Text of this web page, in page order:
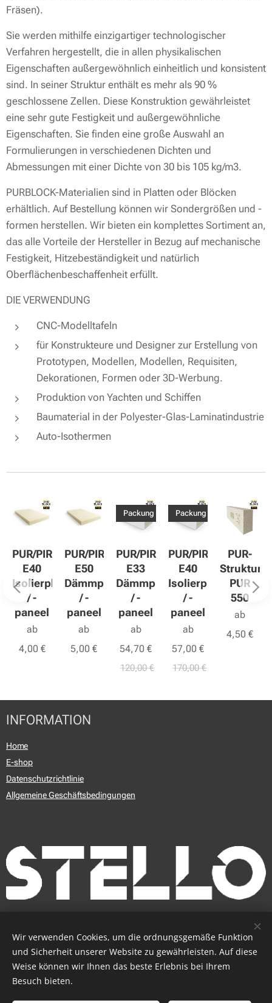
Fräsen).
Sie werden mithilfe einzigartiger technologischer
Verfahren hergestellt, die in allen physikalischen
Eigenschaften außergewöhnlich einheitlich und konsistent
sind. In seiner Struktur enthält es mehr als 90 %
geschlossene Zellen. Diese Konstruktion gewährleistet
eine sehr gute Festigkeit und außergewöhnliche
Eigenschaften. Sie finden eine große Auswahl an
Formulierungen in verschiedenen Dichten und
Abmessungen mit einer Dichte von 30 bis 105 kg/m3.
PURBLOCK-Materialien sind in Platten oder Blöcken
erhältlich. Auf Bestellung können wir Sondergrößen und -
formen herstellen. Wir bieten ein komplettes Sortiment an,
das alle Vorteile der Hersteller in Bezug auf mechanische
Festigkeit, Hitzebeständigkeit und natürlich
Oberflächenbeschaffenheit erfüllt.
DIE VERWENDUNG
CNC-Modelltafeln
für Konstrukteure und Designer zur Erstellung von
Prototypen, Modellen, Modellen, Requisiten,
Dekorationen, Formen oder 3D-Werbung.
Produktion von Yachten und Schiffen
Baumaterial in der Polyester-Glas-Laminatindustrie
Auto-Isothermen
PUR/PIR
E40
Isolierplatte
/ -
paneel
ab
4,00 €
PUR/PIR
E50
Dämmplatte
/ -
paneel
ab
5,00 €
PUR/PIR
E33
Dämmplatte
/ -
paneel
Packung
ab
54,70 €
120,00€
PUR/PIR
E40
Isolierplatte
/ -
paneel
Packung
ab
57,00 €
170,00€
PUR-
PUR
550
ab
4,50 €
INFORMATION
Home
E-shop
Datenschutzrichtlinie
Allgemeine Geschäftsbedingungen
Sprachen
Slovenčina
Čeština English Deutsch Magyar
Wir verwenden Cookies, um die ordnungsgemäße Funktion
und Sicherheit unserer Website zu gewährleisten. Auf diese
Weise können wir Ihnen das beste Erlebnis bei Ihrem
Besuch bieten.